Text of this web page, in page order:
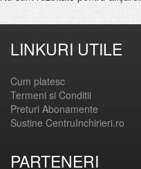
LINKURI UTILE
Cum platesc
Termeni si Conditii
Preturi Abonamente
Sustine CentruInchirieri.ro
PARTENERI